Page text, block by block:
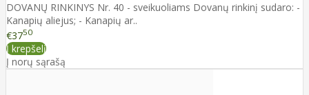
DOVANŲ RINKINYS Nr. 40 - sveikuoliams Dovanų rinkinį sudaro: -
Kanapių aliejus; - Kanapių ar..
€3750
Į krepšelį
Į norų sąrašą